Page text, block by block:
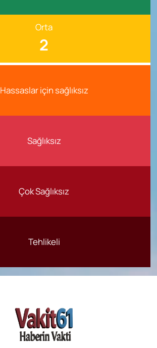
Orta
2
Hassaslar için sağlıksız
Sağlıksız
Çok Sağlıksız
Tehlikeli